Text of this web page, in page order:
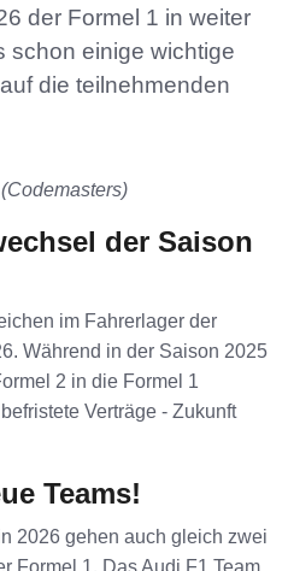
der Formel 1 in weiter
schon einige wichtige
die teilnehmenden
der Saison
im Fahrerlager der
Während in der Saison 2025
2 in die Formel 1
Verträge - Zukunft
Teams!
2026 gehen auch gleich zwei